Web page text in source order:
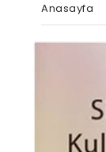
Anasayfa